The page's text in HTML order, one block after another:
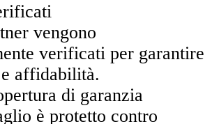
vengono
verificati per garantire
affidabilità.
di garanzia
è protetto contro